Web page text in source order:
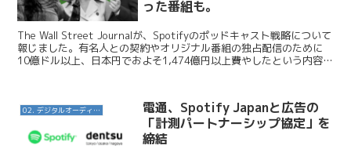
った番組も。
The Wall Street Journalが、Spotifyのポッドキャスト戦略について
報じました。有名人との契約やオリジナル番組の独占配信のために
10億ドル以上、日本円でおよそ1,474億円以上費やしたという内容で
02. デジタルオーディオ広告（音声広告）
電通、Spotify Japanと広告の
「計測パートナーシップ協定」を
締結